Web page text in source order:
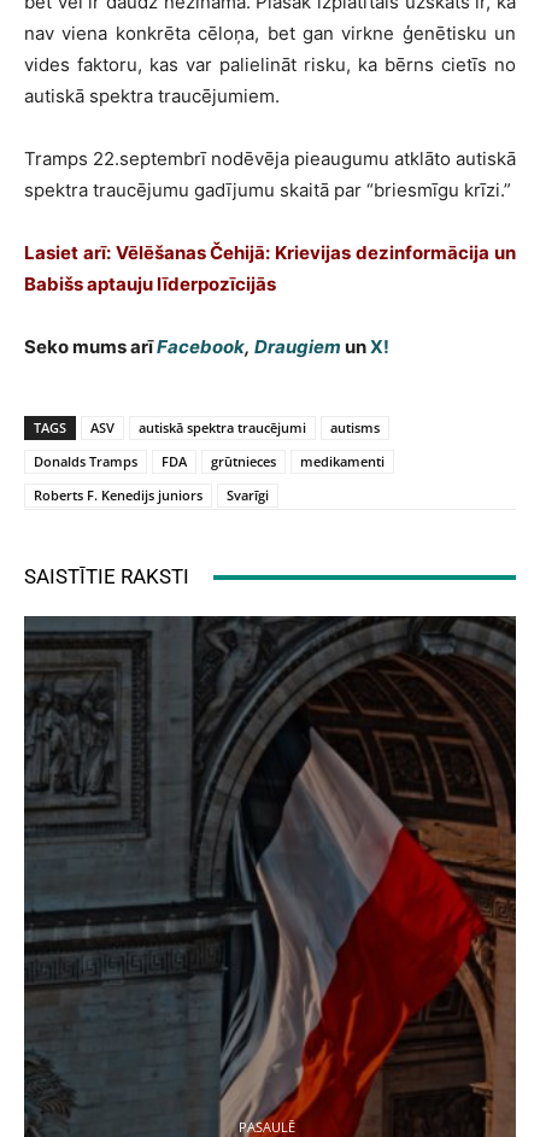
nav viena konkrēta cēloņa, bet gan virkne ģenētisku un
vides faktoru, kas var palielināt risku, ka bērns cietīs no
autiskā spektra traucējumiem.
Tramps 22.septembrī nodēvēja pieaugumu atklāto autiskā
spektra traucējumu gadījumu skaitā par “briesmīgu krīzi.”
Lasiet arī: Vēlēšanas Čehijā: Krievijas dezinformācija un
Babišs aptauju līderpozīcijās
Seko mums arīFacebook, Draugiem unX!
TAGS ASV autiskā spektra traucējumi
autisms
Donalds Tramps
FDA grūtnieces
medikamenti
Roberts F. Kenedijs juniors
Svarīgi
SAISTĪTIE RAKSTI
PASAULĒ